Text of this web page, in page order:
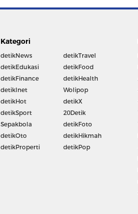
Kategori
detikNews
detikEdukasi
detikFinance
detikInet
detikHot
detikSport
Sepakbola
detikOto
detikProperti
detikTravel
detikFood
detikHealth
Wolipop
detikX
20Detik
detikFoto
detikHikmah
detikPop